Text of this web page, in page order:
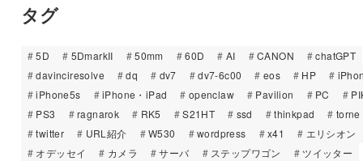
タグ
5D 5DmarkII 50mm 60D AI CANON
chatGPT
davinciresolve
dq dv7 dv7-6c00 eos HP
iPhone5s
iPhone・iPad openclaw Pavilion PC
PS3
ragnarok RK5 S21HT ssd thinkpad
torne
twitter
URL紹介 W530 wordpress x41
エリシオン
オデッセイ
カメラ サーバ ステップワゴン
ツイッター